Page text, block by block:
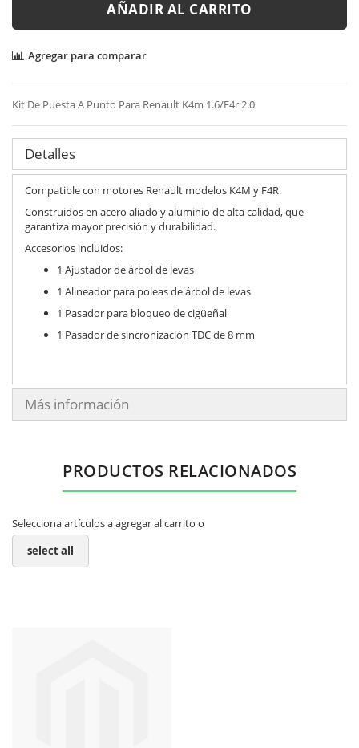
AÑADIR AL CARRITO
Agregar para comparar
Kit De Puesta A Punto Para Renault K4m 1.6/F4r 2.0
Detalles
Compatible con motores Renault modelos K4M y F4R.
Construidos en acero aliado y aluminio de alta calidad, que
garantiza mayor precisión y durabilidad.
Accesorios incluidos:
1 Ajustador de árbol de levas
1 Alineador para poleas de árbol de levas
1 Pasador para bloqueo de cigüeñal
1 Pasador de sincronización TDC de 8 mm
Más información
PRODUCTOS RELACIONADOS
Selecciona artículos a agregar al carrito o
select all